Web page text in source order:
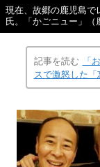
現在、故郷の鹿児島で
氏。「かごニュー」（
記事を読む
「
スで激怒した